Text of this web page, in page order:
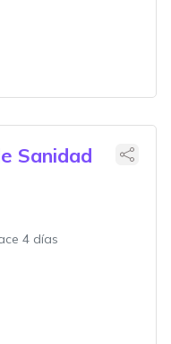
Sanidad
4 días